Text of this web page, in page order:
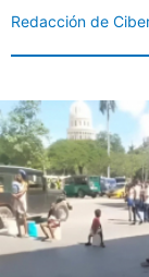
Redacción de